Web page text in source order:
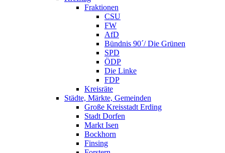
Fraktionen
CSU
FW
AfD
Bündnis 90´/ Die Grünen
SPD
ÖDP
Die Linke
FDP
Kreisräte
Städte, Märkte, Gemeinden
Große Kreisstadt Erding
Stadt Dorfen
Markt Isen
Bockhorn
Finsing